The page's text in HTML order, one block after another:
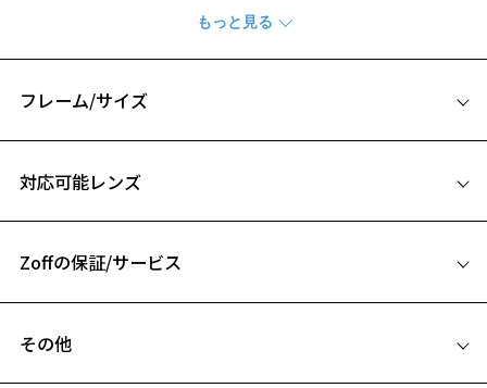
【カラー】
人気のブラックと抜け感のあるブラックのグラデーション、クラシカ
ルテイストを盛り上げるブラウン2色の計4色をご用意しました。
スタイリングの主役になる印象的なフレームです。
CLASSIC(クラシック) 特集ページをみる
フレーム/サイズ
B ブリッジ(鼻部分)の横幅：22mm
対応可能レンズ
フレームとレンズの合計料金を知りたい方へ
Zoffの保証/サービス
その他